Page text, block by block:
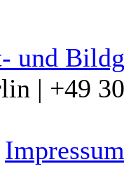
und
| +49
Impressum